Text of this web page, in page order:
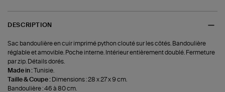
DESCRIPTION
Sac bandoulière en cuir imprimé python clouté sur les côtés. Bandoulière
réglable et amovible. Poche interne. Intérieur entièrement doublé. Fermeture
par zip. Détails dorés.
Made in :Tunisie.
Taille & Coupe : Dimensions : 28 x 27 x 9 cm.
Bandoulière : 46 à 80 cm.